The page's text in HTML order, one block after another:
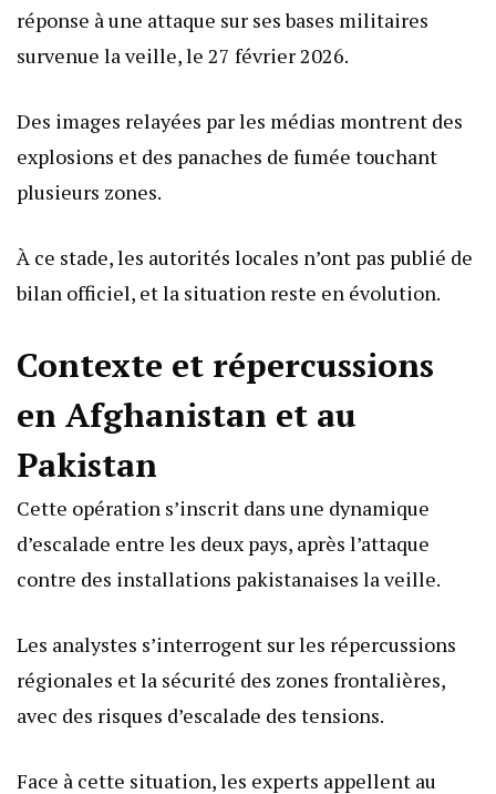
réponse à une attaque sur ses bases militaires
survenue la veille, le 27 février 2026.
Des images relayées par les médias montrent des
explosions et des panaches de fumée touchant
plusieurs zones.
À ce stade, les autorités locales n’ont pas publié de
bilan officiel, et la situation reste en évolution.
Contexte et répercussions
en Afghanistan et au
Pakistan
Cette opération s’inscrit dans une dynamique
d’escalade entre les deux pays, après l’attaque
contre des installations pakistanaises la veille.
Les analystes s’interrogent sur les répercussions
régionales et la sécurité des zones frontalières,
avec des risques d’escalade des tensions.
Face à cette situation, les experts appellent au